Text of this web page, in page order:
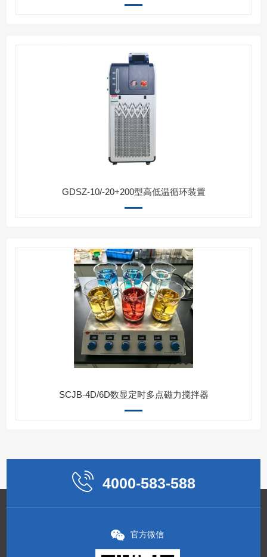
GDSZ-10/-20+200型高低温循环装置
SCJB-4D/6D数显定时多点磁力搅拌器
4000-583-588
官方微信